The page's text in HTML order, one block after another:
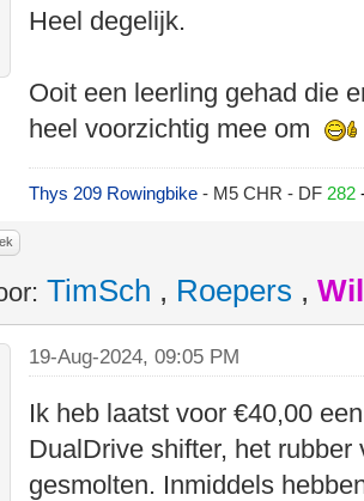
Heel degelijk.
Ooit een leerling gehad die
heel voorzichtig mee om
Thys 209 Rowingbike- M5 CHR - DF 282
TimSch , Roepers ,
19-Aug-2024, 09:05 PM
Ik heb laatst voor €40,00
DualDrive shifter, het
gesmolten. Inmiddels